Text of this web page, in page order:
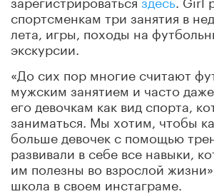
спортсменкам три занятия в
лета, игры, походы на
экскурсии.
«До сих пор многие считают
мужским занятием и часто
его девочкам как вид спорта,
заниматься. Мы хотим, чтобы
больше девочек с помощью
развивали в себе все навыки,
им полезны во взрослой
школа в своем инстаграме.